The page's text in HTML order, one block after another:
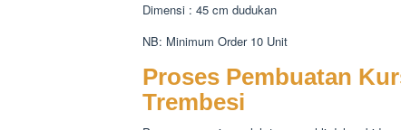
Dimensi : 45 cm dudukan
NB: Minimum Order 10 Unit
Proses Pembuatan
Trembesi